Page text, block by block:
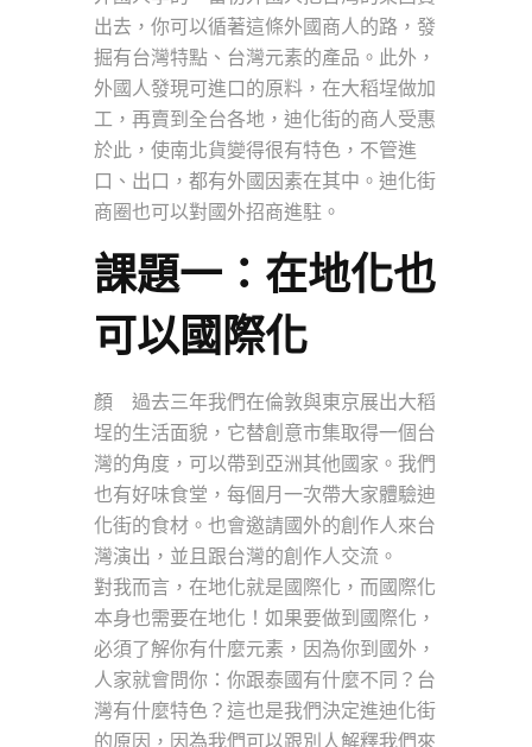
出去，你可以循著這條外國商人的路，發
掘有台灣特點、台灣元素的產品。此外，
外國人發現可進口的原料，在大稻埕做加
工，再賣到全台各地，迪化街的商人受惠
於此，使南北貨變得很有特色，不管進
口、出口，都有外國因素在其中。迪化街
商圈也可以對國外招商進駐。
課題一：在地化也
可以國際化
顏 過去三年我們在倫敦與東京展出大稻
埕的生活面貌，它替創意市集取得一個台
灣的角度，可以帶到亞洲其他國家。我們
也有好味食堂，每個月一次帶大家體驗迪
化街的食材。也會邀請國外的創作人來台
灣演出，並且跟台灣的創作人交流。
對我而言，在地化就是國際化，而國際化
本身也需要在地化！如果要做到國際化，
必須了解你有什麼元素，因為你到國外，
人家就會問你：你跟泰國有什麼不同？台
灣有什麼特色？這也是我們決定進迪化街
的原因，因為我們可以跟別人解釋我們來